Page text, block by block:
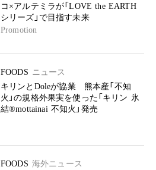
コ×アルテミラが「LOVE the EARTH
シリーズ」で目指す未来
Promotion
FOODS ニュース
キリンとDoleが協業 熊本産「不知
火」の規格外果実を使った「キリン 氷
結®mottainai 不知火」発売
FOODS 海外ニュース